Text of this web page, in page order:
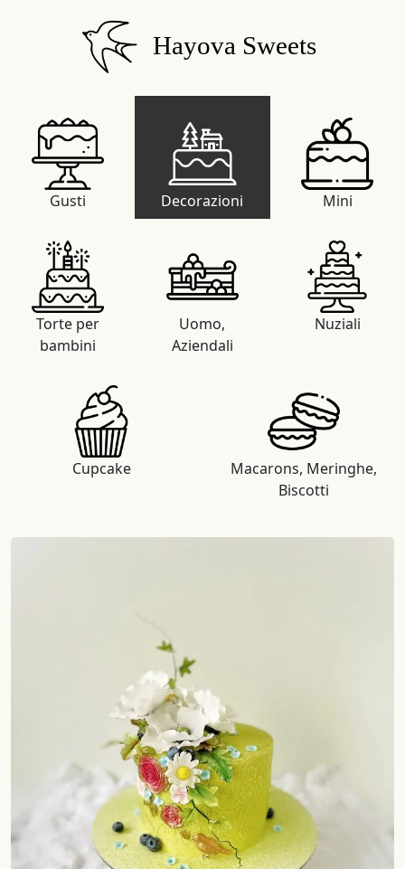
Hayova Sweets
Gusti Decorazioni Mini
Torte per
bambini
Uomo,
Aziendali
Nuziali
Cupcake
Macarons, Meringhe,
Biscotti